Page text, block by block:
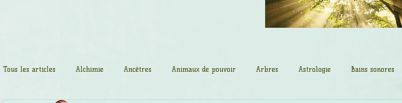
Tous les articles Alchimie Ancêtres Animaux de pouvoir Arbres Astrologie Bains sonores